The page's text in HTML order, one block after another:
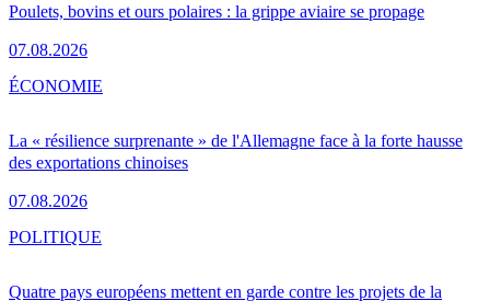
Poulets, bovins et ours polaires : la grippe aviaire se propage
07.08.2026
La « résilience surprenante » de l'Allemagne face à la forte hausse
des exportations chinoises
07.08.2026
ÉCONOMIE
Quatre pays européens mettent en garde contre les projets de la
POLITIQUE